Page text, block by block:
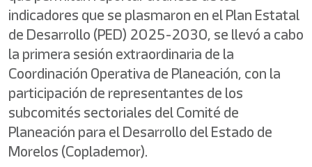
indicadores que se plasmaron en el Plan Estatal
de Desarrollo (PED) 2025-2030, se llevó a cabo
la primera sesión extraordinaria de la
Coordinación Operativa de Planeación, con la
participación de representantes de los
subcomités sectoriales del Comité de
Planeación para el Desarrollo del Estado de
Morelos (Coplademor).